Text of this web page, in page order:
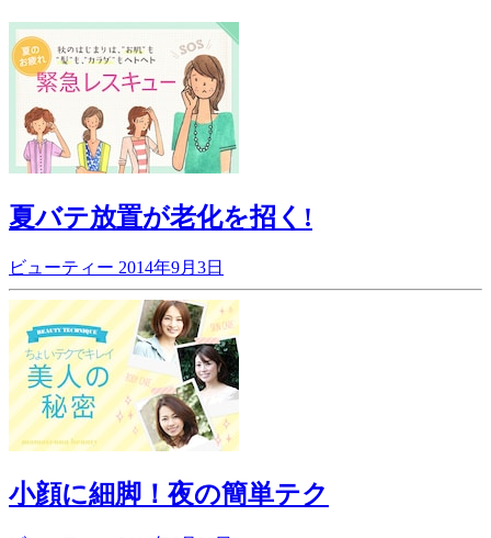
夏バテ放置が老化を招く!
ビューティー 2014年9月3日
小顔に細脚！夜の簡単テク